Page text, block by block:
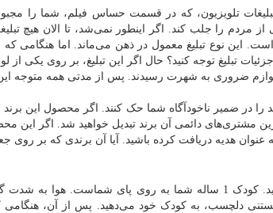
تلویزیون، که در قسمت حساس فیلم، شما را
از مردم را جلب کند. اگر اینطور نمی‌شد، تا الان هیچ
تبلیغ توجه کنید؟ حال اگر این تبلیغ، بر روی یکی
لوازم ضروری به شهرت رسیدند. پس از مدتی همه متوجه
را در ضمیر ناخودآگاه شما حک کنند. اگر محصول این
مشتری‌های دائمی آن برند تبدیل خواهید شد. اگر این
هدیه دریافت کرده باشید. آیا آن برندی که بر روی
تصور کنید در خودرو شخصی خود نشسته‌اید. کودک 1 ساله شما به
دلچسب، به کودک خود می‌دهید. پس از آن، هنگامی که